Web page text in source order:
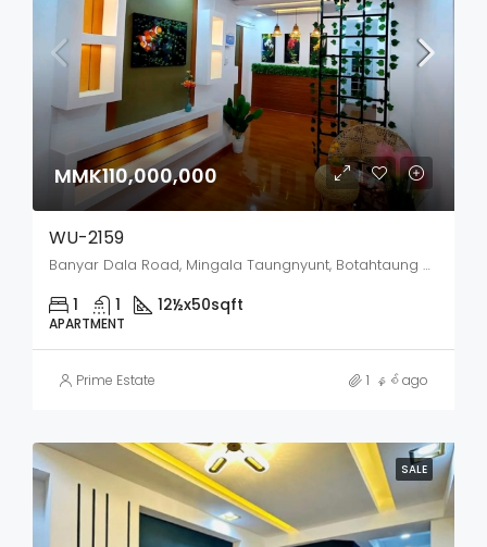
MMK110,000,000
WU-2159
Banyar Dala Road, Mingala Taungnyunt, Botahtaung District, Yangon City, Yangon, 00000, Myanmar
1 1 12½x50sqft
APARTMENT
Prime Estate 1 နှစ် ago
SALE